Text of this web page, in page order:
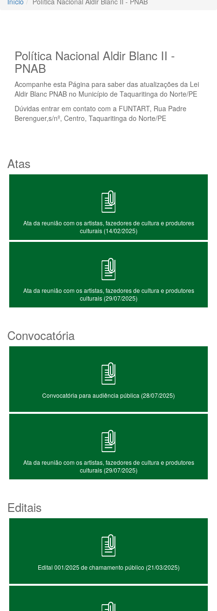
Política Nacional Aldir Blanc II -
PNAB
Acompanhe esta Página para saber das atualizações da Lei
Aldir Blanc PNAB no Município de Taquaritinga do Norte/PE
Dúvidas entrar em contato com a FUNTART, Rua Padre
Berenguer,s/nº, Centro, Taquaritinga do Norte/PE
Atas
Ata da reunião com os artistas, fazedores de cultura e produtores
culturais (14/02/2025)
Ata da reunião com os artistas, fazedores de cultura e produtores
culturais (29/07/2025)
Convocatória
Convocatória para audiência pública (28/07/2025)
Ata da reunião com os artistas, fazedores de cultura e produtores
culturais (29/07/2025)
Editais
Edital 001/2025 de chamamento público (21/03/2025)